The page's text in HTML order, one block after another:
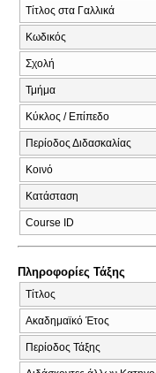
Τίτλος στα Γαλλικά
Κωδικός
Σχολή
Τμήμα
Κύκλος / Επίπεδο
Περίοδος Διδασκαλίας
Κοινό
Κατάσταση
Course ID
Πληροφορίες Τάξης
Τίτλος
Ακαδημαϊκό Έτος
Περίοδος Τάξης